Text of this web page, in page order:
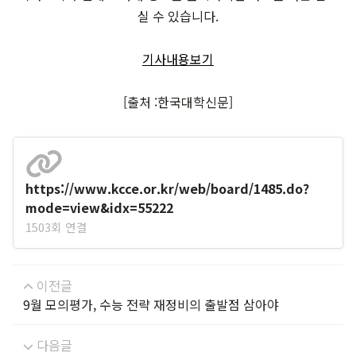
실 수 있습니다.
기사내용보기
[출처 :한국대학신문]
https://www.kcce.or.kr/web/board/1485.do?
mode=view&idx=55222
1503회 연결
이전글
9월 모의평가, 수능 전략 재정비의 출발점 삼아야
다음글